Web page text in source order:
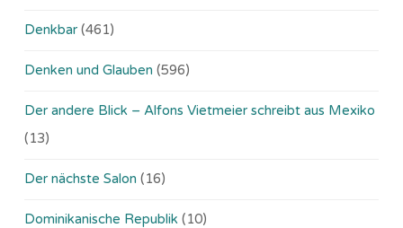
Denkbar (461)
Denken und Glauben (596)
Der andere Blick – Alfons Vietmeier schreibt aus Mexiko
(13)
Der nächste Salon (16)
Dominikanische Republik (10)